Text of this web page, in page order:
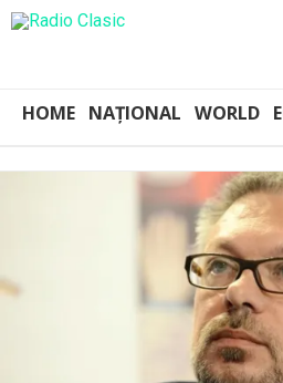
HOME NAȚIONAL WORLD